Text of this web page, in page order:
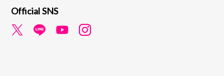
Official SNS